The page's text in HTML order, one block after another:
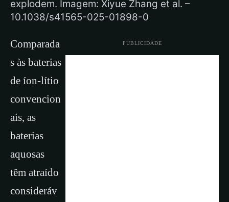
explodem. Imagem: Xiyue Zhang et al. –
10.1038/s41565-025-01898-0
PUBLICIDADE
Comparada
s às baterias
de íon-lítio
convencion
ais, as
baterias
aquosas
têm atraído
consideráv